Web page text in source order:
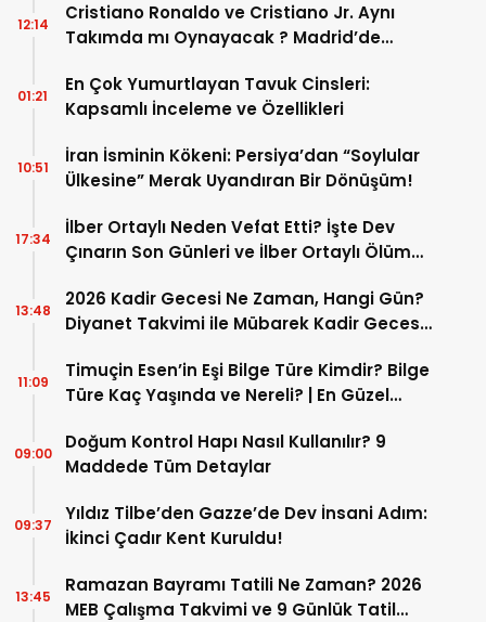
Cristiano Ronaldo ve Cristiano Jr. Aynı
Takımda mı Oynayacak ? Madrid’de
12:14
En Çok Yumurtlayan Tavuk Cinsleri:
Kapsamlı İnceleme ve Özellikleri
01:21
İran İsminin Kökeni: Persiya’dan “Soylular
Ülkesine” Merak Uyandıran Bir Dönüşüm!
10:51
İlber Ortaylı Neden Vefat Etti? İşte Dev
Çınarın Son Günleri ve İlber Ortaylı Ölüm
17:34
2026 Kadir Gecesi Ne Zaman, Hangi Gün?
Diyanet Takvimi ile Mübarek Kadir Gecesi
13:48
Timuçin Esen’in Eşi Bilge Türe Kimdir? Bilge
Türe Kaç Yaşında ve Nereli? | En Güzel
11:09
Doğum Kontrol Hapı Nasıl Kullanılır? 9
Maddede Tüm Detaylar
09:00
Yıldız Tilbe’den Gazze’de Dev İnsani Adım:
İkinci Çadır Kent Kuruldu!
09:37
Ramazan Bayramı Tatili Ne Zaman? 2026
MEB Çalışma Takvimi ve 9 Günlük Tatil
13:45